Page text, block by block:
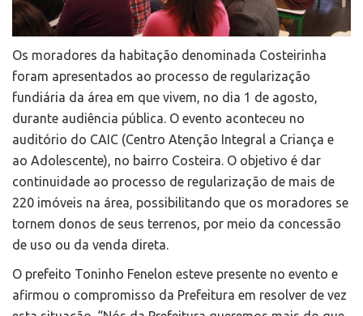
Os moradores da habitação denominada Costeirinha
foram apresentados ao processo de regularização
fundiária da área em que vivem, no dia 1 de agosto,
durante audiência pública. O evento aconteceu no
auditório do CAIC (Centro Atenção Integral a Criança e
ao Adolescente), no bairro Costeira. O objetivo é dar
continuidade ao processo de regularização de mais de
220 imóveis na área, possibilitando que os moradores se
tornem donos de seus terrenos, por meio da concessão
de uso ou da venda direta.
O prefeito Toninho Fenelon esteve presente no evento e
afirmou o compromisso da Prefeitura em resolver de vez